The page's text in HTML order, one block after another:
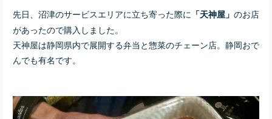
先日、沼津のサービスエリアに立ち寄った際に 「天神屋」 のお店
があったので購入しました。
天神屋は静岡県内で展開する弁当と惣菜のチェーン店。静岡おで
んでも有名です。